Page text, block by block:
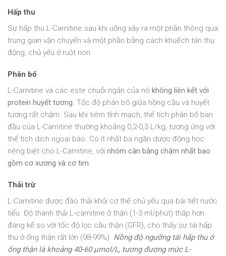
Hấp thu
Sự hấp thu L-Carnitine sau khi uống xảy ra một phần thông qua
trung gian vận chuyển và một phần bằng cách khuếch tán thụ
động, chủ yếu ở ruột non.
Phân bố
L-Carnitine và các este chuỗi ngắn của nó không liên kết với
protein huyết tương. Tốc độ phân bố giữa hồng cầu và huyết
tương rất chậm. Sau khi tiêm tĩnh mạch, thể tích phân bố ban
đầu của L-Carnitine thường khoảng 0,2-0,3 L/kg, tương ứng với
thể tích dịch ngoại bào. Có ít nhất ba ngăn dược động học
riêng biệt cho L-Carnitine, với nhóm cân bằng chậm nhất bao
gồm cơ xương và cơ tim.
Thải trừ
L-Carnitine được đào thải khỏi cơ thể chủ yếu qua bài tiết nước
tiểu. Độ thanh thải L-carnitine ở thận (1-3 ml/phút) thấp hơn
đáng kể so với tốc độ lọc cầu thận (GFR), cho thấy sự tái hấp
thu ở ống thận rất lớn (98-99%). Nồng độ ngưỡng tái hấp thu ở
ống thận là khoảng 40-60 μmol/L, tương đương mức L-